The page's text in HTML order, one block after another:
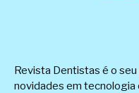
Revista Dentistas é o
novidades em